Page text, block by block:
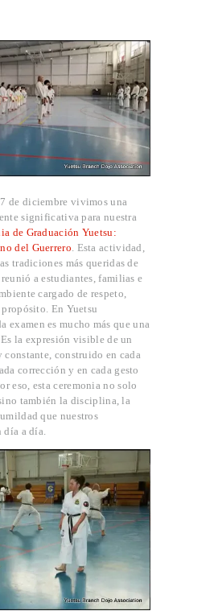
de diciembre vivimos una
significativa para nuestra
de Graduación Yuetsu:
del Guerrero . Esta actividad,
tradiciones más queridas de
a estudiantes, familias e
cargado de respeto,
En Yuetsu
examen es mucho más que una
la expresión visible de un
construido en cada
corrección y en cada gesto
eso, esta ceremonia no solo
también la disciplina, la
que nuestros
a día.